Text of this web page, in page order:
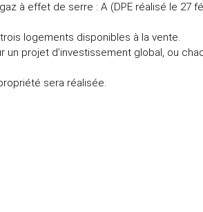
à effet de serre : A (DPE réalisé le 27
logements disponibles à la vente.
un projet d’investissement global, ou
sera réalisée.